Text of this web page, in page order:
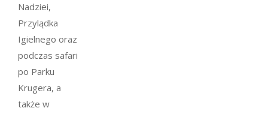
Nadziei,
Przylądka
Igielnego oraz
podczas safari
po Parku
Krugera, a
także w